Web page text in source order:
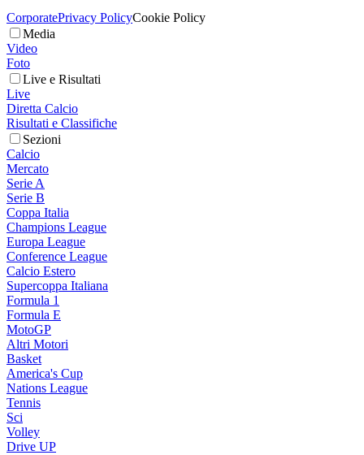
CorporatePrivacy PolicyCookie Policy
Media
Video
Foto
Live e Risultati
Live
Diretta Calcio
Risultati e Classifiche
Sezioni
Calcio
Mercato
Serie A
Serie B
Coppa Italia
Champions League
Europa League
Conference League
Calcio Estero
Supercoppa Italiana
Formula 1
Formula E
MotoGP
Altri Motori
Basket
America's Cup
Nations League
Tennis
Sci
Volley
Drive UP